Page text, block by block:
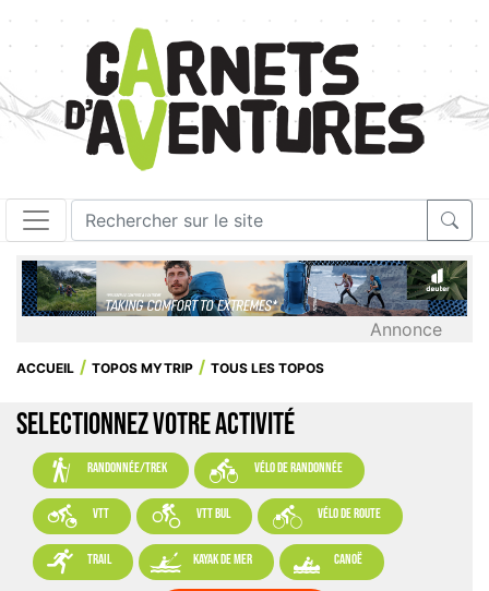
Annonce
ACCUEIL TOPOS MYTRIP TOUS LES TOPOS
SELECTIONNEZ VOTRE ACTIVITÉ
 randonnée/trek  vélo de randonnée
 VTT  VTT BUL  vélo de route
 trail  kayak de mer  canoë